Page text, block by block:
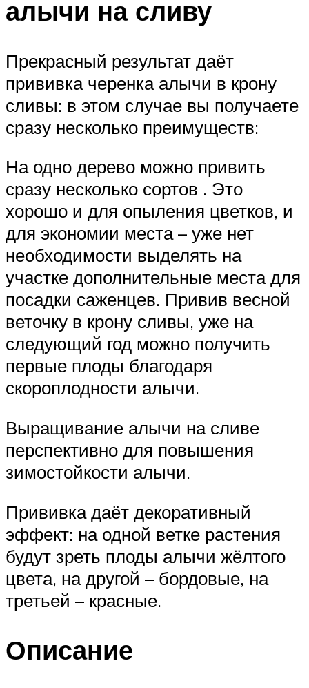
алычи на сливу
Прекрасный результат даёт
прививка черенка алычи в крону
сливы: в этом случае вы получаете
сразу несколько преимуществ:
На одно дерево можно привить
сразу несколько сортов . Это
хорошо и для опыления цветков, и
для экономии места – уже нет
необходимости выделять на
участке дополнительные места для
посадки саженцев. Привив весной
веточку в крону сливы, уже на
следующий год можно получить
первые плоды благодаря
скороплодности алычи.
Выращивание алычи на сливе
перспективно для повышения
зимостойкости алычи.
Прививка даёт декоративный
эффект: на одной ветке растения
будут зреть плоды алычи жёлтого
цвета, на другой – бордовые, на
третьей – красные.
Описание